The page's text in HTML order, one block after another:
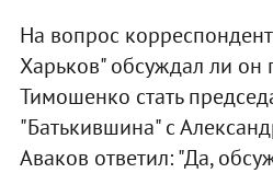
На вопрос
Харьков" обсуждал ли
Тимошенко стать
"Батькившина" с
Аваков ответил: "Да,